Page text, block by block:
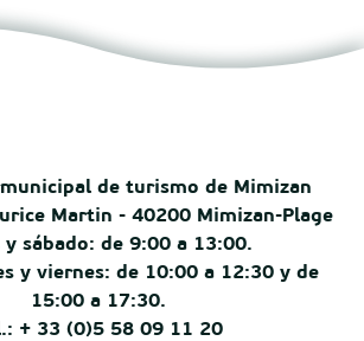
de turismo de Mimizan
Martin - 40200 Mimizan-Plage
y sábado: de 9:00 a 13:00.
y viernes: de 10:00 a 12:30 y de
15:00 a 17:30.
+ 33 (0)5 58 09 11 20